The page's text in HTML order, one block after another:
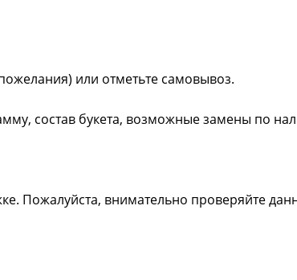
или отметьте самовывоз.
состав букета, возможные замены по
Пожалуйста, внимательно проверяйте